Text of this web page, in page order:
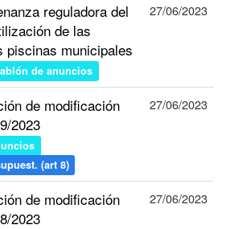
reguladora del
de las
piscinas municipales
de anuncios
27/06/2023
de modificación
2023
(art 8)
27/06/2023
de modificación
2023
27/06/2023